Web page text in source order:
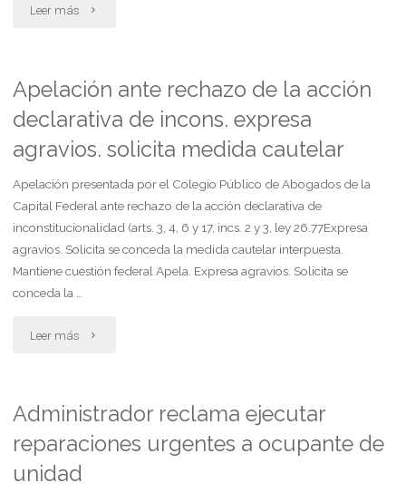
Leer más "Demanda
por
accidente
de
trabajo.
plantea
Apelación ante rechazo de la acción
declarativa de incons. expresa
agravios. solicita medida cautelar
Apelación presentada por el Colegio Público de Abogados de la
Capital Federal ante rechazo de la acción declarativa de
inconstitucionalidad (arts. 3, 4, 6 y 17, incs. 2 y 3, ley 26.77Expresa
agravios. Solicita se conceda la medida cautelar interpuesta.
Mantiene cuestión federal Apela. Expresa agravios. Solicita se
conceda la …
Leer más "Apelación
rechazo
de
Administrador reclama ejecutar
reparaciones urgentes a ocupante de
unidad